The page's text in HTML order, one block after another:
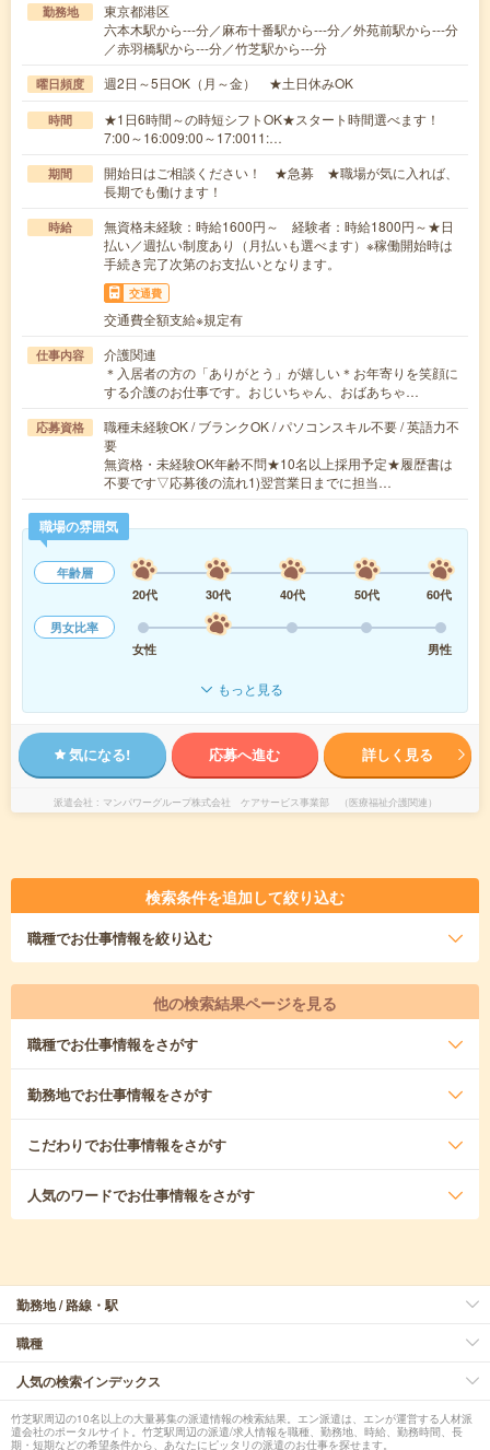
勤務地
東京都港区
六本木駅から---分／麻布十番駅から---分／外苑前駅から---分
／赤羽橋駅から---分／竹芝駅から---分
曜日頻度 週2日～5日OK（月～金） ★土日休みOK
時間
★1日6時間～の時短シフトOK★スタート時間選べます！
7:00～16:009:00～17:0011:…
期間
開始日はご相談ください！ ★急募 ★職場が気に入れば、
長期でも働けます！
時給
無資格未経験：時給1600円～ 経験者：時給1800円～★日
払い／週払い制度あり（月払いも選べます）※稼働開始時は
手続き完了次第のお支払いとなります。
交通費
交通費全額支給※規定有
仕事内容
介護関連
＊入居者の方の「ありがとう」が嬉しい＊お年寄りを笑顔に
する介護のお仕事です。おじいちゃん、おばあちゃ…
応募資格
職種未経験OK / ブランクOK / パソコンスキル不要 / 英語力不
要
無資格・未経験OK年齢不問★10名以上採用予定★履歴書は
不要です▽応募後の流れ1)翌営業日までに担当…
職場の雰囲気
年齢層
20代
30代 40代 50代
60代
男女比率
女性
男性
もっと見る
気になる! 応募へ進む 詳しく見る
派遣会社 マンパワーグループ株式会社 ケアサービス事業部 （医療福祉介護関連）
検索条件を追加して絞り込む
職種でお仕事情報を絞り込む
他の検索結果ページを見る
職種でお仕事情報をさがす
勤務地でお仕事情報をさがす
こだわりでお仕事情報をさがす
人気のワードでお仕事情報をさがす
勤務地 / 路線・駅
職種
人気の検索インデックス
竹芝駅周辺の10名以上の大量募集の派遣情報の検索結果。エン派遣は、エンが運営する人材派
遣会社のポータルサイト。竹芝駅周辺の派遣/求人情報を職種、勤務地、時給、勤務時間、長
期・短期などの希望条件から、あなたにピッタリの派遣のお仕事を探せます。